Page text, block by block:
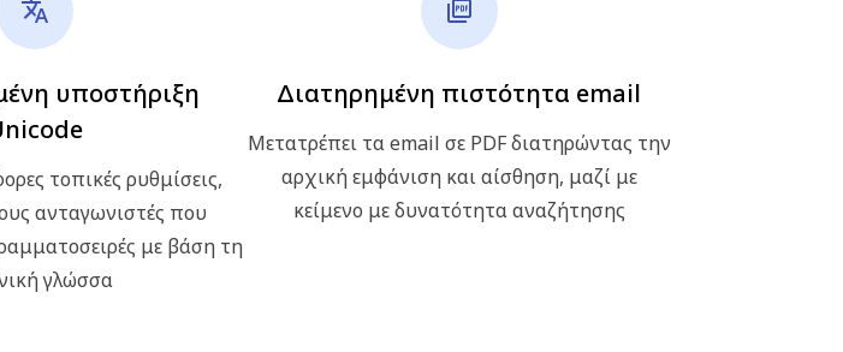
υποστήριξη
τοπικές ρυθμίσεις,
ανταγωνιστές που
με βάση τη
γλώσσα
Διατηρημένη πιστότητα email
Μετατρέπει τα email σε PDF διατηρώντας την
αρχική εμφάνιση και αίσθηση, μαζί με
κείμενο με δυνατότητα αναζήτησης